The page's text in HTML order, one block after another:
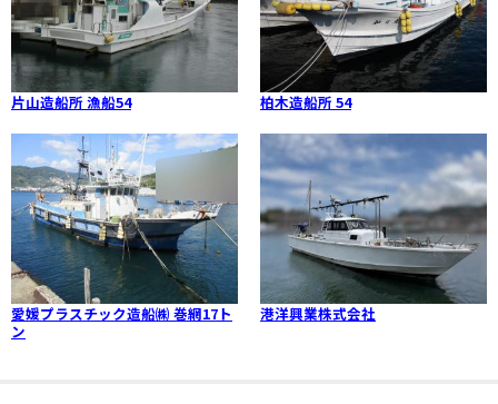
片山造船所 漁船54 柏木造船所 54
愛媛プラスチック造船㈱ 巻網17ト
ン
港洋興業株式会社